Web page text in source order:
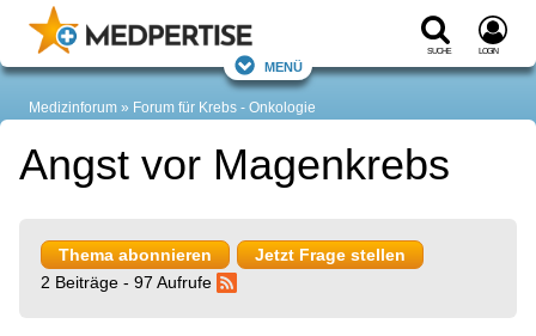
Suche Login
Menü
Medizinforum Forum für Krebs - Onkologie
Angst vor Magenkrebs
Thema abonnieren
Jetzt Frage stellen
2 Beiträge - 97 Aufrufe